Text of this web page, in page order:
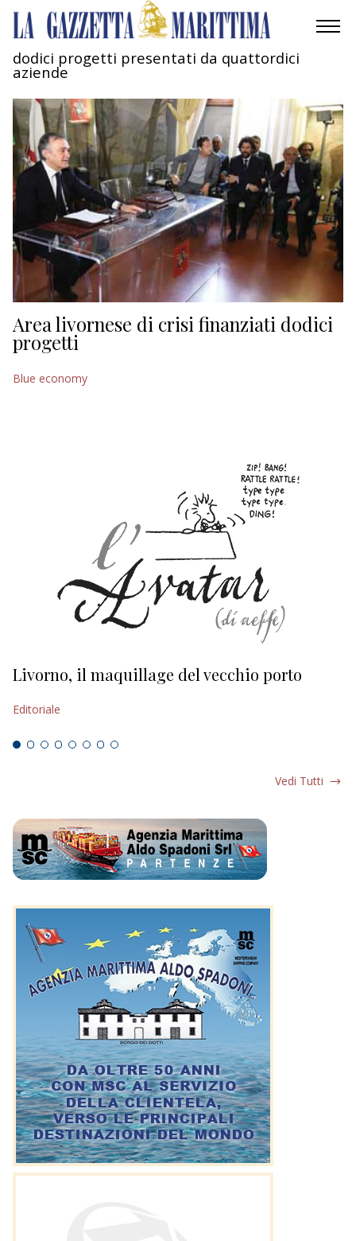
AMBIENTE
MOBILITÀ
INDUSTRIA
RICERCA
ECONOMIA
TURISMO
CULTURA
NAUTICA
EDITORIALI
dodici progetti presentati da quattordici
aziende
Area livornese di crisi finanziati dodici
progetti
Blue economy
Livorno, il maquillage del vecchio porto
Editoriale
Vedi Tutti